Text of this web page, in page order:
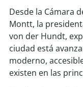
soyarauco
soy temuco
soy valdivia
Desde la Cámara
Montt, la
von der Hundt,
ciudad está
moderno,
existen en las